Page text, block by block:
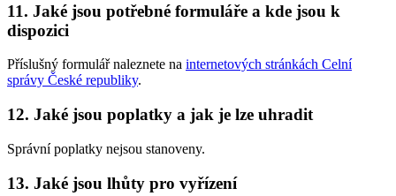
11. Jaké jsou potřebné formuláře a kde jsou k
dispozici
Příslušný formulář naleznete na internetových stránkách Celní
správy České republiky.
12. Jaké jsou poplatky a jak je lze uhradit
Správní poplatky nejsou stanoveny.
13. Jaké jsou lhůty pro vyřízení